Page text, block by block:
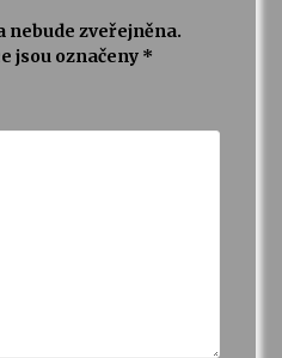
nebude zveřejněna.
jsou označeny *